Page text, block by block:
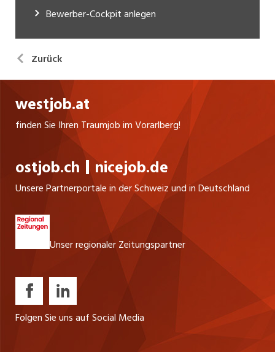
Bewerber-Cockpit anlegen
Zurück
westjob.at
finden Sie Ihren Traumjob im Vorarlberg!
ostjob.ch nicejob.de
Unsere Partnerportale in der Schweiz und in Deutschland
Unser regionaler Zeitungspartner
Folgen Sie uns auf Social Media